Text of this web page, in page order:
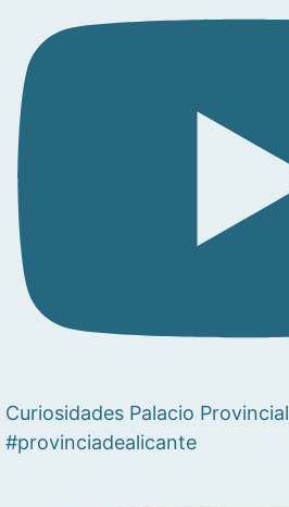
Curiosidades Palacio Provincial
#provinciadealicante